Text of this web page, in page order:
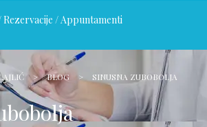
Rezervacije / Appuntamenti
> BLOG > SINUSNA ZUBOBOLJA